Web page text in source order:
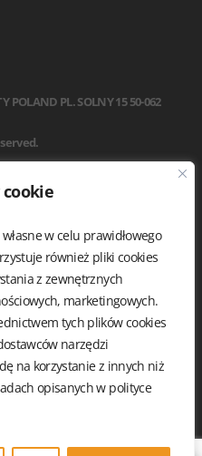
w celu prawidłowego
również pliki cookies
z zewnętrznych
marketingowych.
tych plików cookies
narzędzi
na korzystanie z innych niż
opisanych w polityce
POLAND PL. SOLNY 1550-062